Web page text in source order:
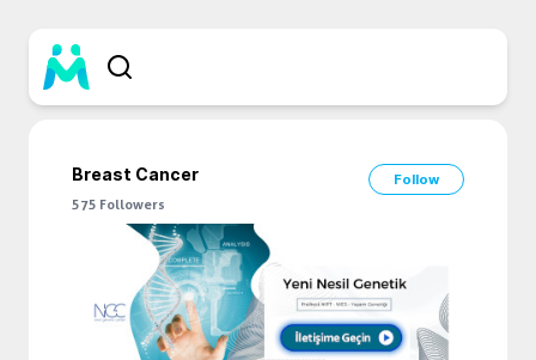
Breast Cancer
Follow
575 Followers